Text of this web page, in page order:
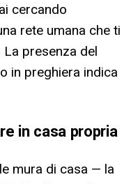
cercando
rete umana che ti
presenza del
in preghiera indica
in casa propria
mura di casa — la